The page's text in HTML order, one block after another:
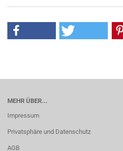
MEHR ÜBER...
Impressum
Privatsphäre und Datenschutz
AGB